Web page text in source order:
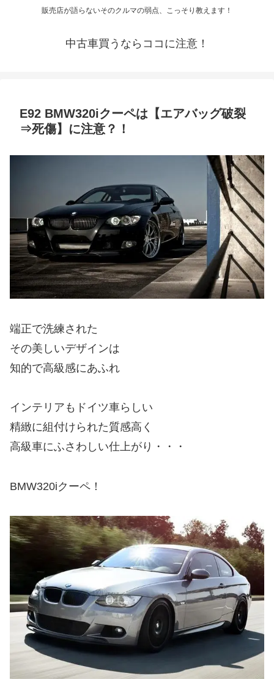
販売店が語らないそのクルマの弱点、こっそり教えます！
中古車買うならココに注意！
E92 BMW320iクーペは【エアバッグ破裂
⇒死傷】に注意？！
端正で洗練された
その美しいデザインは
知的で高級感にあふれ
インテリアもドイツ車らしい
精緻に組付けられた質感高く
高級車にふさわしい仕上がり・・・
BMW320iクーペ！